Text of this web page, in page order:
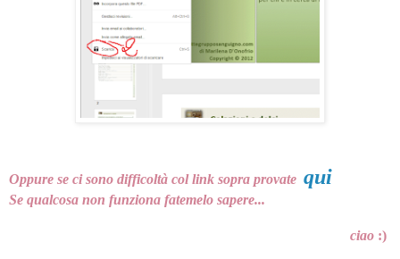
Oppure se ci sono difficoltà col link sopra provate qui
Se qualcosa non funziona fatemelo sapere...
ciao :)